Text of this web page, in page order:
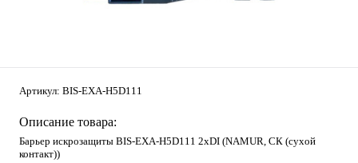
Артикул: BIS-EXA-H5D111
Описание товара:
Барьер искрозащиты BIS-EXA-H5D111 2хDI (NAMUR, СК (сухой
контакт))